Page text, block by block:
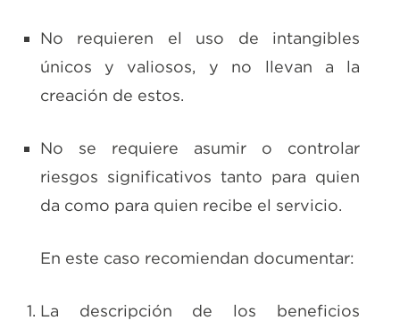
No requieren el uso de intangibles
únicos y valiosos, y no llevan a la
creación de estos.
No se requiere asumir o controlar
riesgos significativos tanto para quien
da como para quien recibe el servicio.
En este caso recomiendan documentar:
La descripción de los beneficios